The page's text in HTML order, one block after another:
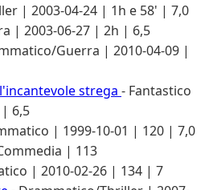
| 2003-04-24 | 1h e 58' | 7,0
| 2003-06-27 | 2h | 6,5
Guerra | 2010-04-09 |
strega - Fantastico
6,5
| 1999-10-01 | 120 | 7,0
| 113
| 2010-02-26 | 134 | 7